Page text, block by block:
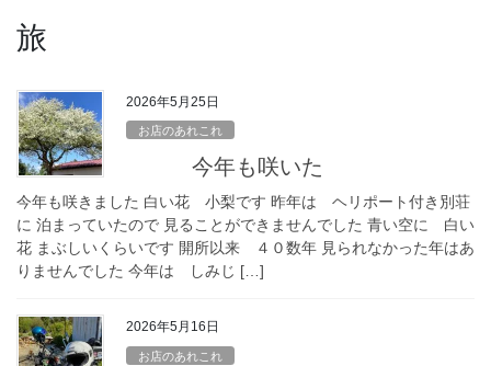
旅
2026年5月25日
お店のあれこれ
今年も咲いた
今年も咲きました 白い花 小梨です 昨年は ヘリポート付き別荘
に 泊まっていたので 見ることができませんでした 青い空に 白い
花 まぶしいくらいです 開所以来 ４０数年 見られなかった年はあ
りませんでした 今年は しみじ […]
2026年5月16日
お店のあれこれ